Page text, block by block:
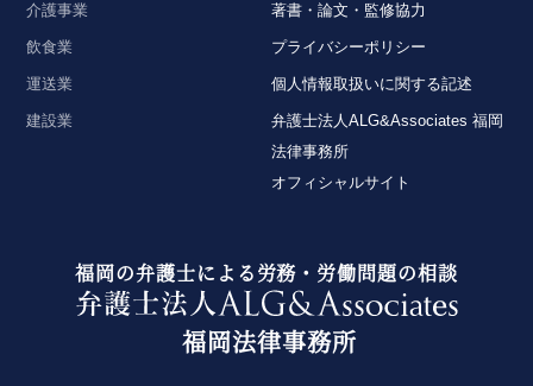
介護事業
飲食業
運送業
建設業
著書・論文・監修協力
プライバシーポリシー
個人情報取扱いに関する記述
弁護士法人ALG&Associates 福岡
法律事務所
オフィシャルサイト
福岡の弁護士による労務・労働問題の相談
福岡法律事務所